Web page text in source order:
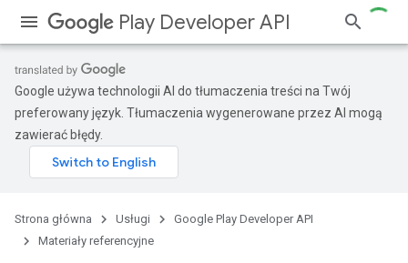
Play Developer API
Google używa technologii AI do tłumaczenia treści na Twój
preferowany język. Tłumaczenia wygenerowane przez AI mogą
zawierać błędy.
Strona główna Usługi
Google Play Developer API
Materiały referencyjne